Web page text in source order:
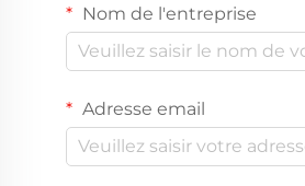
Nom de l'entreprise
Adresse email